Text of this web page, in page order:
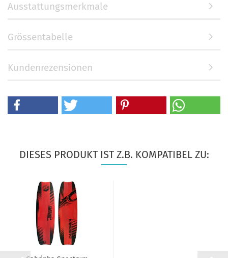
Ausstattungsmerkmale
Grössentabelle
Kundenrezensionen
DIESES PRODUKT IST Z.B. KOMPATIBEL ZU: